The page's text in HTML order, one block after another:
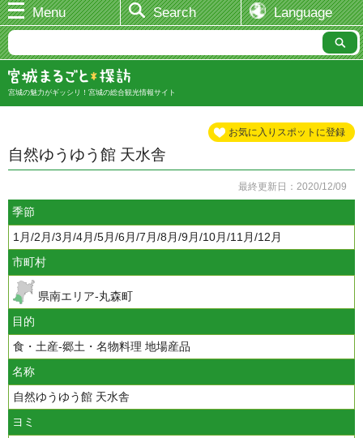
Menu Search Language
宮城の魅力がギッシリ！宮城の総合観光情報サイト
お気に入りスポットに登録
自然ゆうゆう館 天水舎
最終更新日：2020/12/09
季節
1月/2月/3月/4月/5月/6月/7月/8月/9月/10月/11月/12月
市町村
県南エリア-丸森町
目的
食・土産-郷土・名物料理 地場産品
名称
自然ゆうゆう館 天水舎
ヨミ